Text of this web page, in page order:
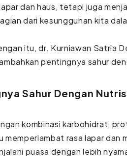
dan haus, tetapi juga
dari kesungguhan kita
itu, dr. Kurniawan Satria
pentingnya sahur
Sahur Dengan
kombinasi karbohidrat,
memperlambat rasa lapar
puasa dengan lebih